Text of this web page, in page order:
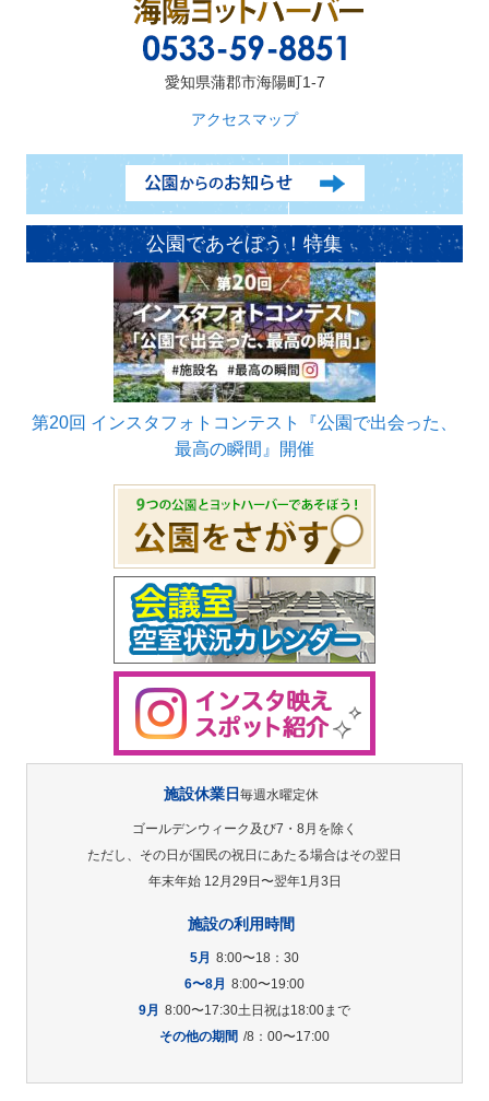
愛知県蒲郡市海陽町1-7
アクセスマップ
公園であそぼう！特集
第20回 インスタフォトコンテスト『公園で出会った、
最高の瞬間』開催
施設休業日毎週水曜定休
ゴールデンウィーク及び7・8月を除く
ただし、その日が国民の祝日にあたる場合はその翌日
年末年始 12月29日〜翌年1月3日
施設の利用時間
5月 8:00〜18：30
6〜8月 8:00〜19:00
9月 8:00〜17:30土日祝は18:00まで
その他の期間 /8：00〜17:00